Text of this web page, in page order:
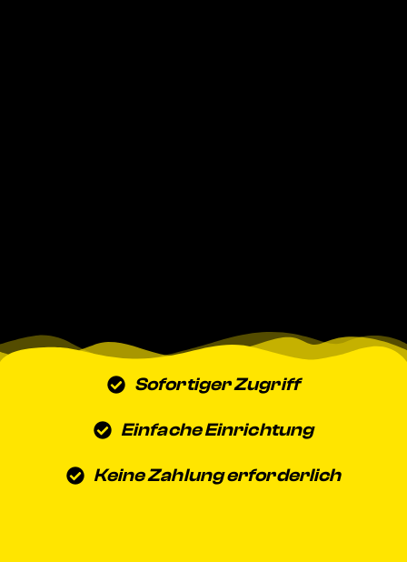
Sofortiger Zugriff
Einfache Einrichtung
Keine Zahlung erforderlich